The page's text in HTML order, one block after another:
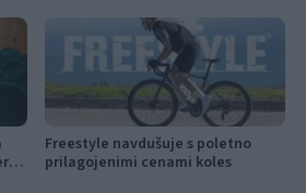
Freestyle navdušuje s poletno
prilagojenimi cenami koles